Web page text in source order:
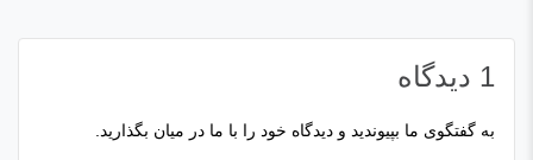
1 دیدگاه
به گفتگوی ما بپیوندید و دیدگاه خود را با ما در میان بگذارید.